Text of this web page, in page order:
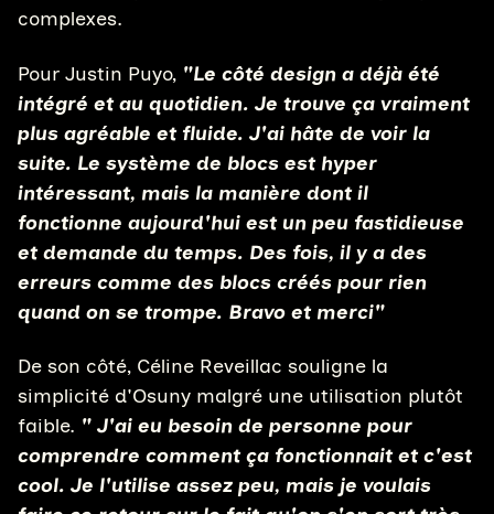
complexes.
Pour Justin Puyo, "Le côté design a déjà été
intégré et au quotidien. Je trouve ça vraiment
plus agréable et fluide. J'ai hâte de voir la
suite. Le système de blocs est hyper
intéressant, mais la manière dont il
fonctionne aujourd'hui est un peu fastidieuse
et demande du temps. Des fois, il y a des
erreurs comme des blocs créés pour rien
quand on se trompe. Bravo et merci"
De son côté, Céline Reveillac souligne la
simplicité d'Osuny malgré une utilisation plutôt
faible. " J'ai eu besoin de personne pour
comprendre comment ça fonctionnait et c'est
cool. Je l'utilise assez peu, mais je voulais